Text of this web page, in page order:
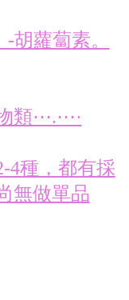
胡蘿蔔素。
類⋯.⋯·
4種，都有採
無做單品